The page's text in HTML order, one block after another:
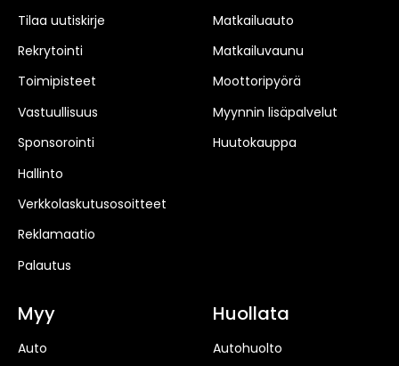
Tilaa uutiskirje
Rekrytointi
Toimipisteet
Vastuullisuus
Sponsorointi
Hallinto
Verkkolaskutusosoitteet
Reklamaatio
Palautus
Matkailuauto
Matkailuvaunu
Moottoripyörä
Myynnin lisäpalvelut
Huutokauppa
Myy
Auto
Huollata
Autohuolto